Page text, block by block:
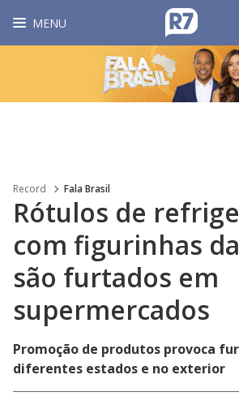
MENU
Record Fala Brasil
Rótulos de
com figurinhas
são furtados em
supermercados
Promoção de produtos provoca
diferentes estados e no exterior